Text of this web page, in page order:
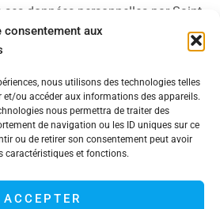
consentement aux
nous utilisons des technologies telles
et/ou accéder aux informations des appareils.
nous permettra de traiter des
de navigation ou les ID uniques sur ce
ou de retirer son consentement peut avoir
caractéristiques et fonctions.
ACCEPTER
ses données personnelles par Saint
peut contacter Saint Médard
à l’adresse suivante :
contactera Saint Médard
de s’identifier.